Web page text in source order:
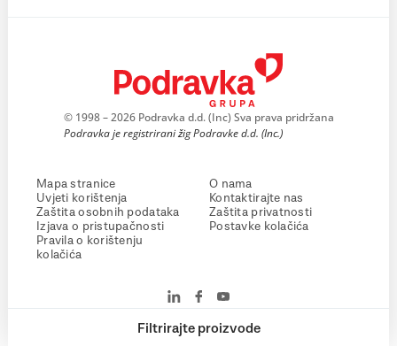
Filtrirajte proizvode
© 1998 – 2026 Podravka d.d. (Inc) Sva prava pridržana
Podravka je registrirani žig Podravke d.d. (Inc.)
Mapa stranice
Uvjeti korištenja
Zaštita osobnih podataka
Izjava o pristupačnosti
Pravila o korištenju
kolačića
O nama
Kontaktirajte nas
Zaštita privatnosti
Postavke kolačića